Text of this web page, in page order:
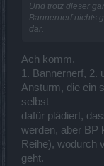
Und trotz dieser
Bannernerf nichts
dar.
Ach komm.
1. Bannernerf, 2.
Ansturm, die ein
selbst
dafür plädiert,
werden, aber BP
Reihe), wodurch
geht.